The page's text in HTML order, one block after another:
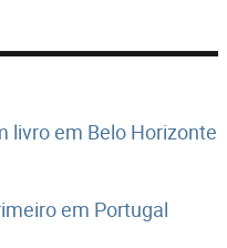
livro em Belo Horizonte
em Portugal